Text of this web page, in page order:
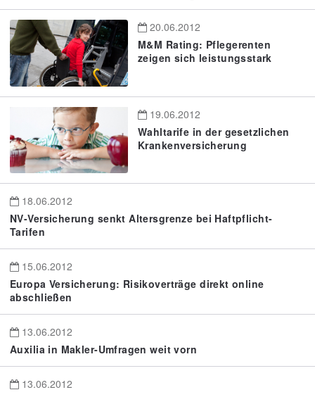
20.06.2012
M&M Rating: Pflegerenten
zeigen sich leistungsstark
19.06.2012
Wahltarife in der gesetzlichen
Krankenversicherung
18.06.2012
NV-Versicherung senkt Altersgrenze bei Haftpflicht-
Tarifen
15.06.2012
Europa Versicherung: Risikoverträge direkt online
abschließen
13.06.2012
Auxilia in Makler-Umfragen weit vorn
13.06.2012